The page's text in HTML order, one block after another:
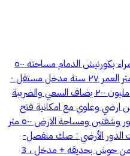
دور أرضي للبيع بموقع متميز بحي الحمراء بكورنيش الدمام مساحته ٥٠٠
متر ، ونصيب الدور من المساحة٢٥٢ متر العمر ٢٧ سنة مدخل مستقل -
حوش وكراج - عدادات منفصلة السعر مليون ٢٠٠ يضاف السعي والضريبة
ارضي وعلوي مع امكانية فتح
الدورين ع بعض ، او تحويله فيلا ، او دور وشقتين ومساحة الارض ٥٠٠ متر
مليونين. ١-مكونات الدور الأرضي : صك منفصل-
مدخل منفصل-عداد منفصل ، مكون من حوش بحديقه + مدخل ، 3